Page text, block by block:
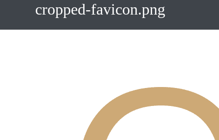
cropped-favicon.png